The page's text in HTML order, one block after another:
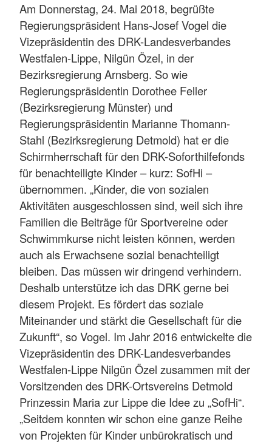
Am Donnerstag, 24. Mai 2018, begrüßte
Regierungspräsident Hans-Josef Vogel die
Vizepräsidentin des DRK-Landesverbandes
Westfalen-Lippe, Nilgün Özel, in der
Bezirksregierung Arnsberg. So wie
Regierungspräsidentin Dorothee Feller
(Bezirksregierung Münster) und
Regierungspräsidentin Marianne Thomann-
Stahl (Bezirksregierung Detmold) hat er die
Schirmherrschaft für den DRK-Soforthilfefonds
für benachteiligte Kinder – kurz: SofHi –
übernommen. „Kinder, die von sozialen
Aktivitäten ausgeschlossen sind, weil sich ihre
Familien die Beiträge für Sportvereine oder
Schwimmkurse nicht leisten können, werden
auch als Erwachsene sozial benachteiligt
bleiben. Das müssen wir dringend verhindern.
Deshalb unterstütze ich das DRK gerne bei
diesem Projekt. Es fördert das soziale
Miteinander und stärkt die Gesellschaft für die
Zukunft“, so Vogel. Im Jahr 2016 entwickelte die
Vizepräsidentin des DRK-Landesverbandes
Westfalen-Lippe Nilgün Özel zusammen mit der
Vorsitzenden des DRK-Ortsvereins Detmold
Prinzessin Maria zur Lippe die Idee zu „SofHi“.
„Seitdem konnten wir schon eine ganze Reihe
von Projekten für Kinder unbürokratisch und